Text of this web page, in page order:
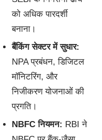
को अधिक पारदर्शी
बनाना।
बैंकिंग सेक्टर में सुधार:
NPA प्रबंधन, डिजिटल
मॉनिटरिंग, और
निजीकरण योजनाओं की
प्रगति।
NBFC नियमन: RBI ने